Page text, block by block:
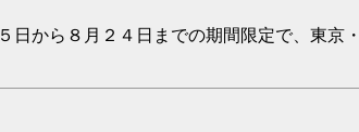
から８月２４日までの期間限定で、東京